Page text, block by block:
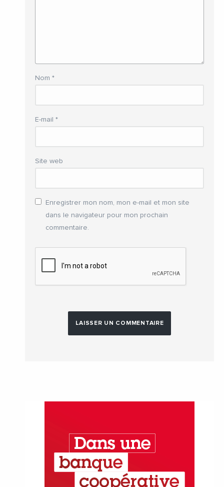
Nom *
E-mail *
Site web
Enregistrer mon nom, mon e-mail et mon site
dans le navigateur pour mon prochain
commentaire.